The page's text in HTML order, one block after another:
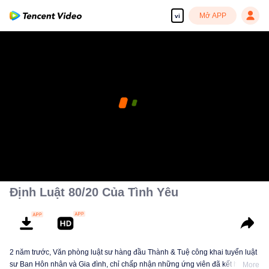
vi Mở APP
Định Luật 80/20 Của Tình Yêu
2 năm trước, Văn phòng luật sư hàng đầu Thành & Tuệ công khai tuyển luật
sư Ban Hôn nhân và Gia đình, chỉ chấp nhận những ứng viên đã kết hôn.More